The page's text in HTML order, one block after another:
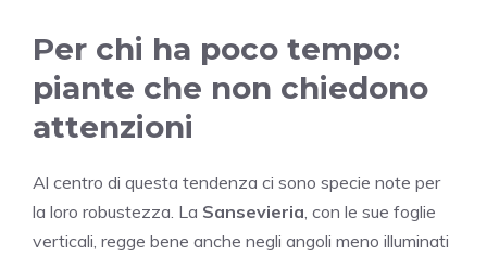
Per chi ha poco tempo:
piante che non chiedono
attenzioni
Al centro di questa tendenza ci sono specie note per
la loro robustezza. La Sansevieria , con le sue foglie
verticali, regge bene anche negli angoli meno illuminati